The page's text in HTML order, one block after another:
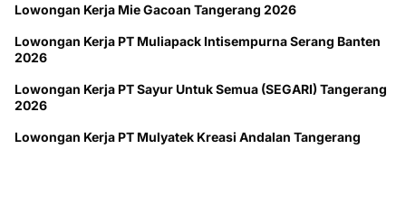
Lowongan Kerja Mie Gacoan Tangerang 2026
Lowongan Kerja PT Muliapack Intisempurna Serang Banten
2026
Lowongan Kerja PT Sayur Untuk Semua (SEGARI) Tangerang
2026
Lowongan Kerja PT Mulyatek Kreasi Andalan Tangerang